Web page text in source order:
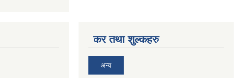
कर तथा शुल्कहरु
अन्य